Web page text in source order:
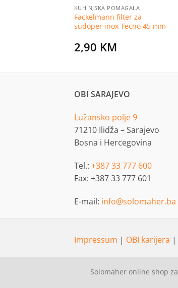
KUHINJSKA POMAGALA
Fackelmann filter za
sudoper inox Tecno 45 mm
2,90 KM
OBI SARAJEVO
Lužansko polje 9
71210 Ilidža – Sarajevo
Bosna i Hercegovina
Tel.: +387 33 777 600
Fax: +387 33 777 601
E-mail: info@solomaher.ba
Impressum | OBI karijera |
Solomaher online shop